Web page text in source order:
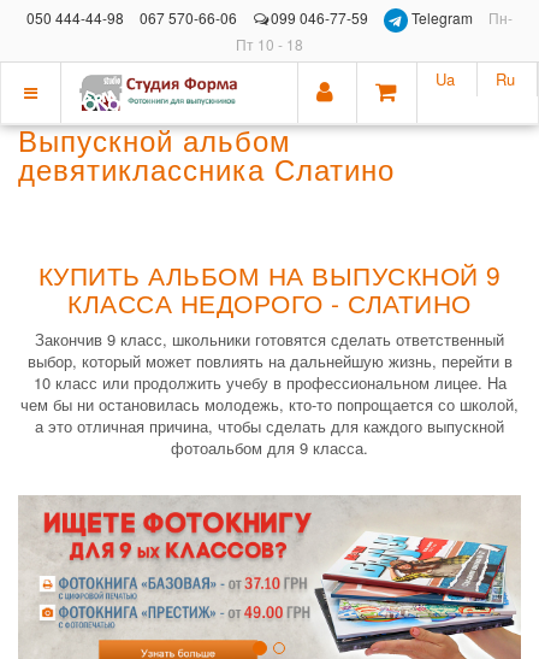
050 444-44-98 067 570-66-06 099 046-77-59 Telegram
Пн-
Пт 10 - 18
Показать
меню
Ua Ru
Выпускной альбом
девятиклассника Слатино
КУПИТЬ АЛЬБОМ НА ВЫПУСКНОЙ 9
КЛАССА НЕДОРОГО - СЛАТИНО
Закончив 9 класс, школьники готовятся сделать ответственный
выбор, который может повлиять на дальнейшую жизнь, перейти в
10 класс или продолжить учебу в профессиональном лицее. На
чем бы ни остановилась молодежь, кто-то попрощается со школой,
а это отличная причина, чтобы сделать для каждого выпускной
фотоальбом для 9 класса.